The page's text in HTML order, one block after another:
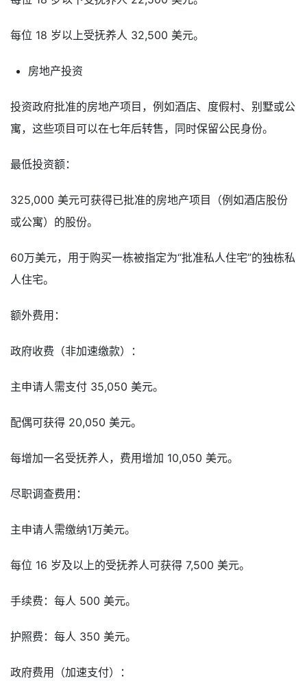
每位 18 岁以上受抚养人 32,500 美元。
房地产投资
投资政府批准的房地产项目，例如酒店、度假村、别墅或公
寓，这些项目可以在七年后转售，同时保留公民身份。
最低投资额：
325,000 美元可获得已批准的房地产项目（例如酒店股份
或公寓）的股份。
60万美元，用于购买一栋被指定为“批准私人住宅”的独栋私
人住宅。
额外费用：
政府收费（非加速缴款）：
主申请人需支付 35,050 美元。
配偶可获得 20,050 美元。
每增加一名受抚养人，费用增加 10,050 美元。
尽职调查费用：
主申请人需缴纳1万美元。
每位 16 岁及以上的受抚养人可获得 7,500 美元。
手续费：每人 500 美元。
护照费：每人 350 美元。
政府费用（加速支付）：